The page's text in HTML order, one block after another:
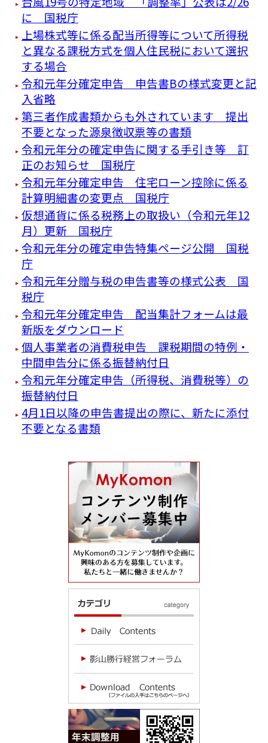
に 国税庁
上場株式等に係る配当所得等について所得税
と異なる課税方式を個人住民税において選択
する場合
令和元年分確定申告 申告書Bの様式変更と記
入省略
第三者作成書類からも外されています 提出
不要となった源泉徴収票等の書類
令和元年分の確定申告に関する手引き等 訂
正のお知らせ 国税庁
令和元年分確定申告 住宅ローン控除に係る
計算明細書の変更点 国税庁
仮想通貨に係る税務上の取扱い（令和元年12
月）更新 国税庁
令和元年分の確定申告特集ページ公開 国税
庁
令和元年分贈与税の申告書等の様式公表 国
税庁
令和元年分確定申告 配当集計フォームは最
新版をダウンロード
個人事業者の消費税申告 課税期間の特例・
中間申告分に係る振替納付日
令和元年分確定申告（所得税、消費税等）の
振替納付日
4月1日以降の申告書提出の際に、新たに添付
不要となる書類